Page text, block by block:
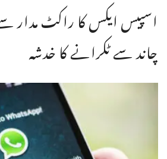
اسپیس ایکس کا راکٹ مدار
چاند سے ٹکرانے کا خدشہ